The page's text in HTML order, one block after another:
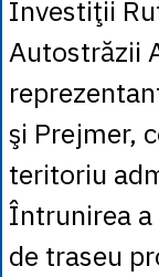
Investiţii
Autostrăzii
şi Prejmer,
teritoriu
Întrunirea a
de traseu